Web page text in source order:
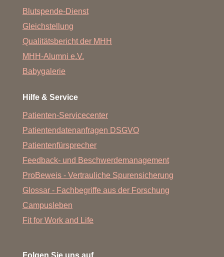
Blutspende-Dienst
Gleichstellung
Qualitätsbericht der MHH
MHH-Alumni e.V.
Babygalerie
Hilfe & Service
Patienten-Servicecenter
Patientendatenanfragen DSGVO
Patientenfürsprecher
Feedback- und Beschwerdemanagement
ProBeweis - Vertrauliche Spurensicherung
Glossar - Fachbegriffe aus der Forschung
Campusleben
Fit for Work and Life
Folgen Sie uns auf